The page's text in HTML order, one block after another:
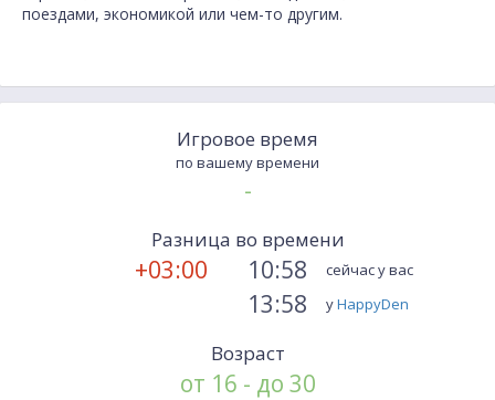
поездами, экономикой или чем-то другим.
Игровое время
по вашему времени
-
Разница во времени
+03:00 10:58 сейчас у вас
13:58 уHappyDen
Возраст
от 16 - до 30